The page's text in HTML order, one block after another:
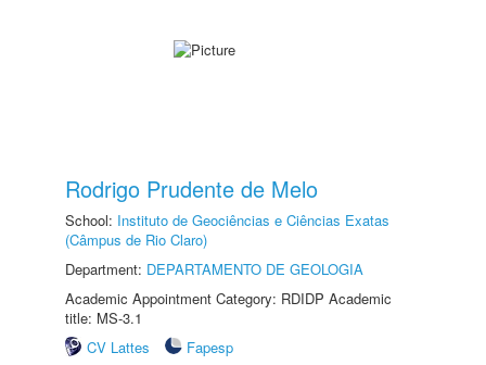
Rodrigo Prudente de Melo
School: Instituto de Geociências e Ciências Exatas
(Câmpus de Rio Claro)
Department: DEPARTAMENTO DE GEOLOGIA
Academic Appointment Category: RDIDP Academic
title: MS-3.1
CV Lattes
Fapesp